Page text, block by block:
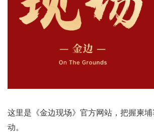
这里是《金边现场》官方网站，把握柬
动。